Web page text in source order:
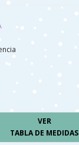
VER
TABLA DE MEDIDAS